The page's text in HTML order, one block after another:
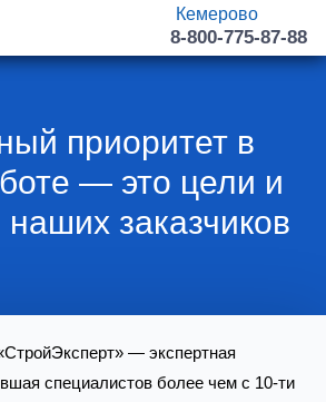
Кемерово
8-800-775-87-88
приоритет в
— это цели и
заказчиков
— экспертная
специалистов более чем с 10-ти